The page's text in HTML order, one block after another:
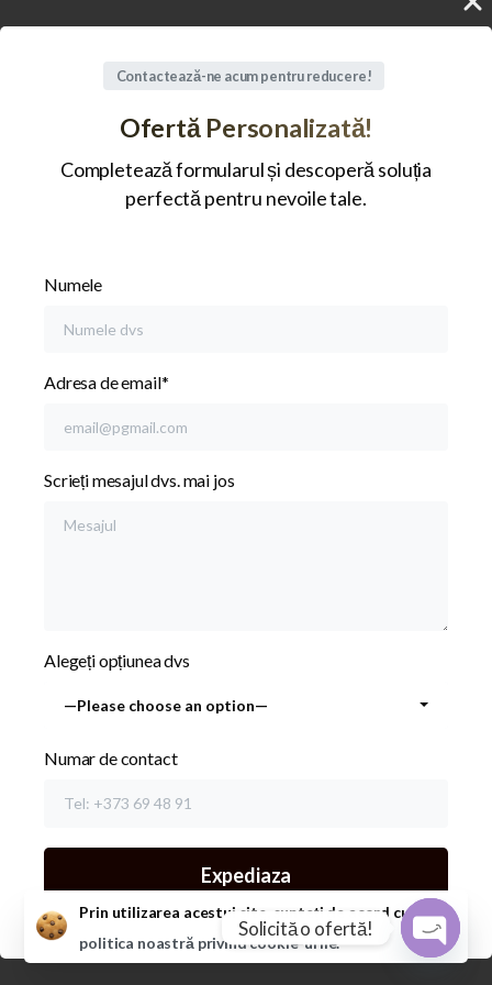
Contactează-ne acum pentru reducere!
Ofertă Personalizată!
Completează formularul și descoperă soluția
perfectă pentru nevoile tale.
Numele
Adresa de email*
Scrieți mesajul dvs. mai jos
Alegeți opțiunea dvs
—Please choose an option—
Numar de contact
Prin utilizarea acestui site, sunteți de acord cu
politica noastră privind cookie-urile.
Close